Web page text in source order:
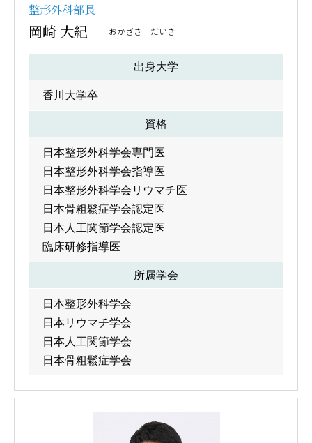
整形外科部長
岡崎 大紀 おかざき だいき
出身大学
香川大学卒
資格
日本整形外科学会専門医
日本整形外科学会指導医
日本整形外科学会リウマチ医
日本骨粗鬆症学会認定医
日本人工関節学会認定医
臨床研修指導医
所属学会
日本整形外科学会
日本リウマチ学会
日本人工関節学会
日本骨粗鬆症学会